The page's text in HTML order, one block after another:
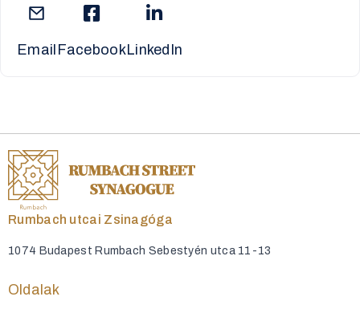
Email FacebookLinkedIn
Rumbach utcai Zsinagóga
1074 Budapest Rumbach Sebestyén utca 11-13
Oldalak